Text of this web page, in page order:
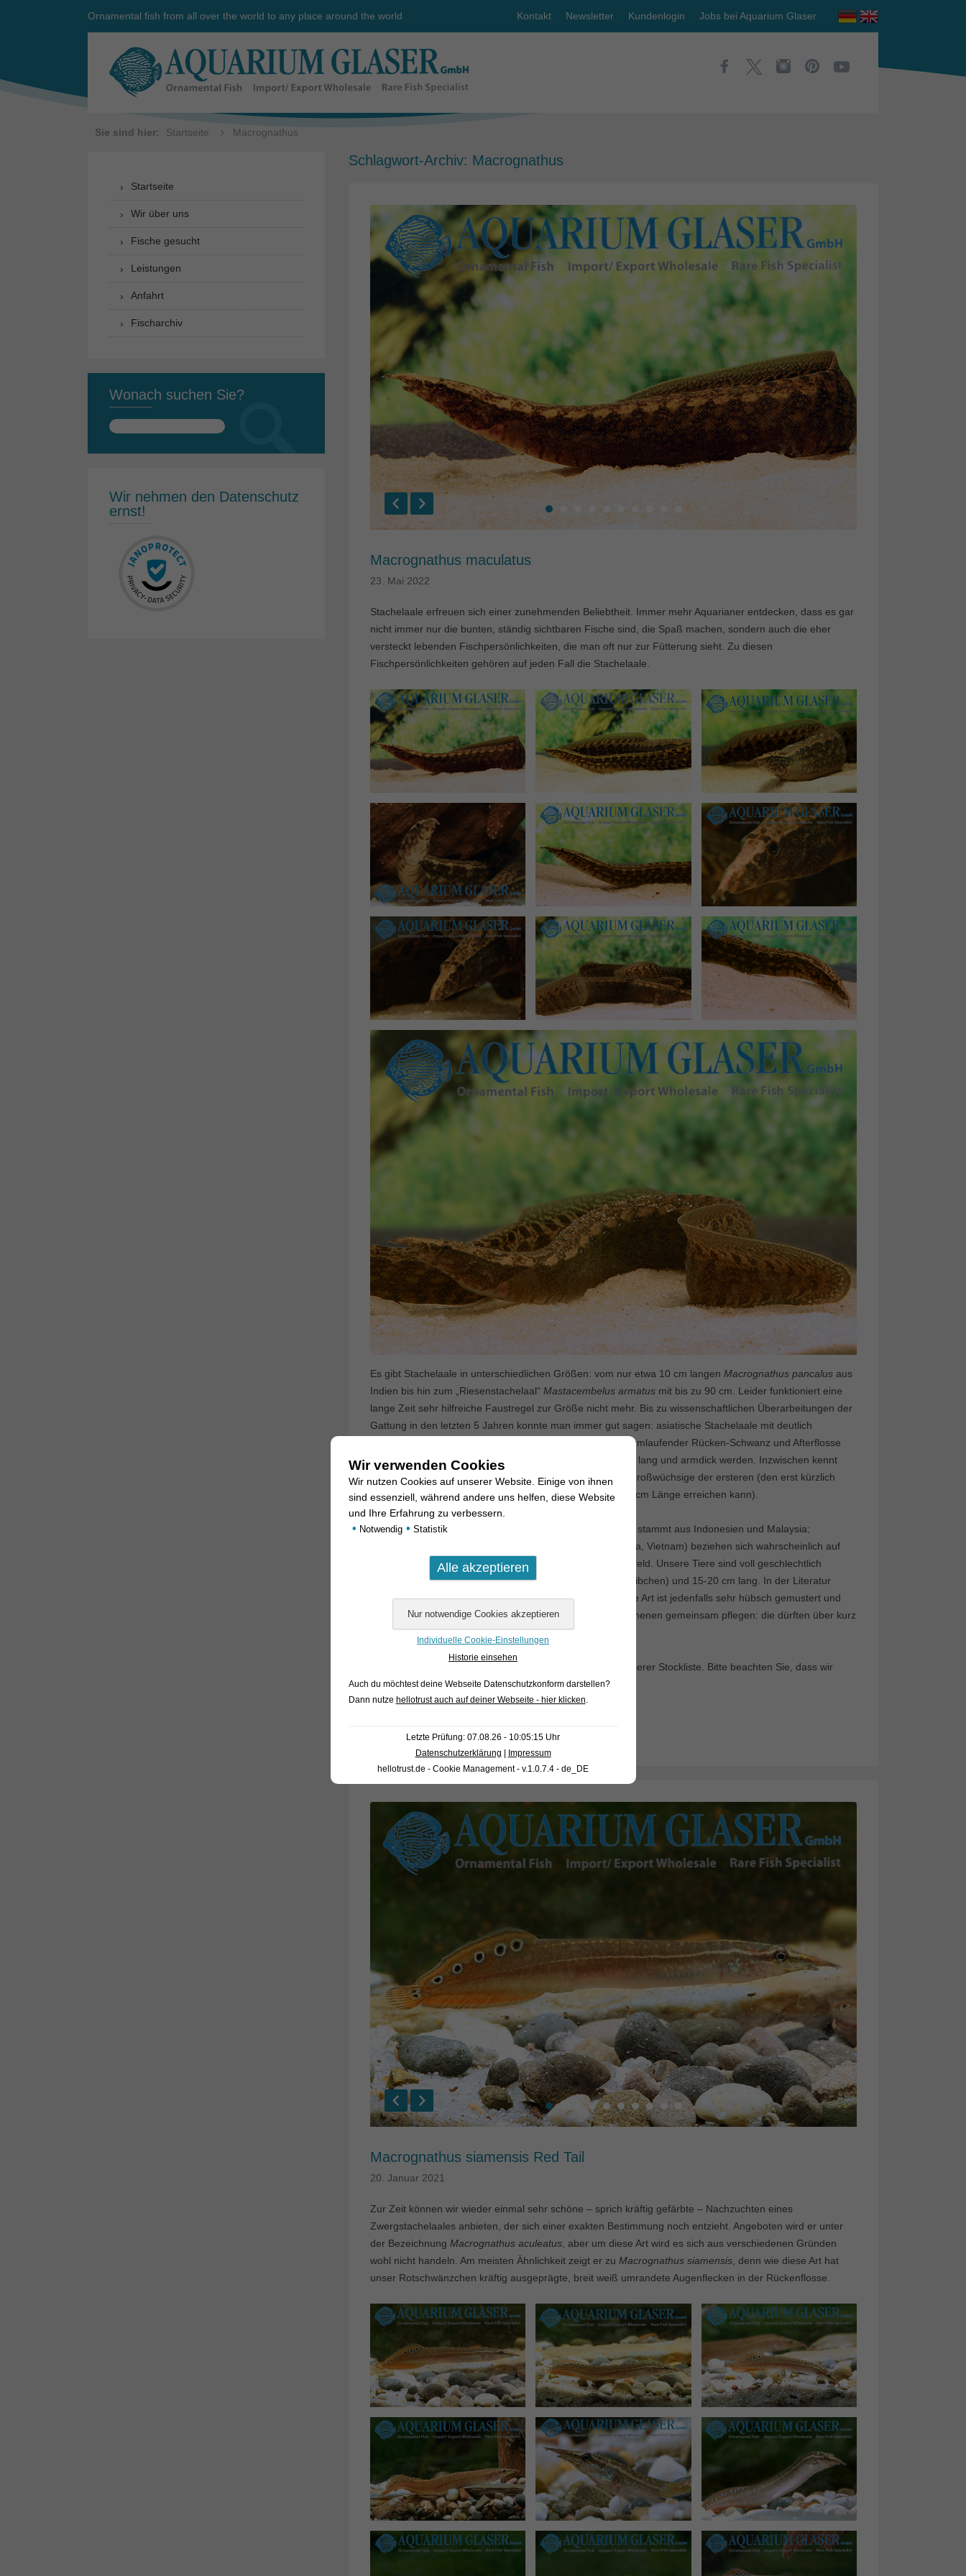
Ornamental fish from all over the world to any place around the world Kontakt Newsletter Kundenlogin Jobs bei Aquarium Glaser
Sie sind hier: Startseite Macrognathus
Schlagwort-Archiv: Macrognathus
Macrognathus maculatus
23. Mai 2022
Stachelaale erfreuen sich einer zunehmenden Beliebtheit. Immer mehr Aquarianer entdecken, dass es gar
nicht immer nur die bunten, ständig sichtbaren Fische sind, die Spaß machen, sondern auch die eher
versteckt lebenden Fischpersönlichkeiten, die man oft nur zur Fütterung sieht. Zu diesen
Fischpersönlichkeiten gehören auf jeden Fall die Stachelaale.
Es gibt Stachelaale in unterschiedlichen Größen: vom nur etwa 10 cm langen Macrognathus pancalus aus
Indien bis hin zum „Riesenstachelaal“ Mastacembelus armatus mit bis zu 90 cm. Leider funktioniert eine
lange Zeit sehr hilfreiche Faustregel zur Größe nicht mehr. Bis zu wissenschaftlichen Überarbeitungen der
Gattung in den letzten 5 Jahren konnte man immer gut sagen: asiatische Stachelaale mit deutlich
abgesetzter Schwanzflosse bleiben klein, bei solchen mit umlaufender Rücken-Schwanz und Afterflosse
muss man aufpassen, die können und einen halben Meter lang und armdick werden. Inzwischen kennt
man kleinbleibende Arten der letzten Gruppe ebenso wie großwüchsige der ersteren (den erst kürzlich
beschriebenenMacrognathus krisvon Borneo, der gut 40 cm Länge erreichen kann).
Macrognathus maculatus
hat eine umlaufende Flosse und stammt aus Indonesien und Malaysia;
Meldungen aus anderen Teilen Südostasiens (Kambodscha, Vietnam) beziehen sich wahrscheinlich auf
ähnliche andere Arten. Größenmäßig liegt die Art im Mittelfeld. Unsere Tiere sind voll geschlechtlich
differenziert (Männchen sind deutlich schlanker als die Weibchen) und 15-20 cm lang. In der Literatur
findet man Größenangaben bis 28 cm. Die farblich variable Art ist jedenfalls sehr hübsch gemustert und
sehr friedlich. Nur ganz kleine Fische sollte man nicht mit ihenen gemeinsam pflegen: die dürften über kurz
oder lang im Magen der Stachelaale enden.
Für unsere Kunden: die Tiere haben Code 425253 auf unserer Stockliste. Bitte beachten Sie, dass wir
ausschließlich den Großhandel beliefern.
Macrognathus siamensis Red Tail
20. Januar 2021
Zur Zeit können wir wieder einmal sehr schöne – sprich kräftig gefärbte – Nachzuchten eines
Zwergstachelaales anbieten, der sich einer exakten Bestimmung noch entzieht. Angeboten wird er unter
der Bezeichnung Macrognathus aculeatus , aber um diese Art wird es sich aus verschiedenen Gründen
wohl nicht handeln. Am meisten Ähnlichkeit zeigt er zu Macrognathus siamensis , denn wie diese Art hat
unser Rotschwänzchen kräftig ausgeprägte, breit weiß umrandete Augenflecken in der Rückenflosse.
Startseite
Wir über uns
Fische gesucht
Leistungen
Anfahrt
Fischarchiv
Wonach suchen Sie?
Suchen
Wir nehmen den Datenschutz
ernst!
Wir verwenden Cookies
Wir nutzen Cookies auf unserer Website. Einige von ihnen
sind essenziell, während andere uns helfen, diese Website
und Ihre Erfahrung zu verbessern.
• Notwendig • Statistik
Individuelle Cookie-Einstellungen
Historie einsehen
Auch du möchtest deine Webseite Datenschutzkonform darstellen?
Dann nutze hellotrust auch auf deiner Webseite - hier klicken.
Letzte Prüfung: 07.08.26 - 10:05:15 Uhr
Datenschutzerklärung
Impressum
hellotrust.de - Cookie Management - v.1.0.7.4 - de_DE